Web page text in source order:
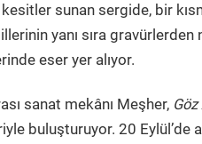
sunan sergide, bir
yanı sıra
eser yer alıyor.
sanat mekânı Meşher,
buluşturuyor. 20 Eylül’de